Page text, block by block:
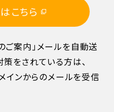
30%
40%
こちら
案内」メールを自動送
策をされている方は､
インからのメールを受信